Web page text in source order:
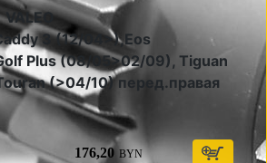
VALEO
3 (12/04>),Eos
Plus (08/05>02/09), Tiguan
(>04/10) перед.правая
176,20 BYN